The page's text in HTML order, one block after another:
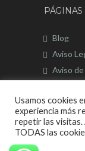
Blog
Aviso
Aviso
Usamos cookies
experiencia más
repetir las visitas.
TODAS las